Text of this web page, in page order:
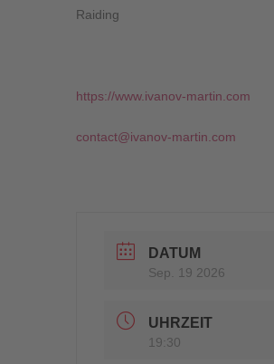
Raiding
https://www.ivanov-martin.com
contact@ivanov-martin.com
DATUM
Sep. 19 2026
UHRZEIT
19:30